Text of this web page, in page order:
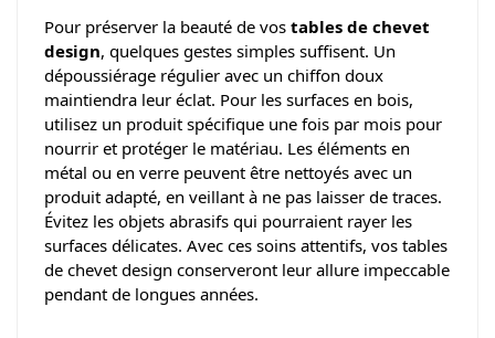
Pour préserver la beauté de vos tables de chevet
design, quelques gestes simples suffisent. Un
dépoussiérage régulier avec un chiffon doux
maintiendra leur éclat. Pour les surfaces en bois,
utilisez un produit spécifique une fois par mois pour
nourrir et protéger le matériau. Les éléments en
métal ou en verre peuvent être nettoyés avec un
produit adapté, en veillant à ne pas laisser de traces.
Évitez les objets abrasifs qui pourraient rayer les
surfaces délicates. Avec ces soins attentifs, vos tables
de chevet design conserveront leur allure impeccable
pendant de longues années.